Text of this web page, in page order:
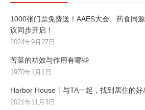
1000张门票免费送！AAES大会、药食同
议同步开启！
2024年9月27日
苦菜的功效与作用有哪些
1970年1月1日
Harbor House丨与TA一起，找到居住的好
2021年11月3日